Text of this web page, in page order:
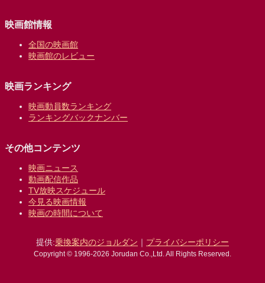
映画館情報
全国の映画館
映画館のレビュー
映画ランキング
映画動員数ランキング
ランキングバックナンバー
その他コンテンツ
映画ニュース
動画配信作品
TV放映スケジュール
今見る映画情報
映画の時間について
提供:乗換案内のジョルダン ｜ プライバシーポリシー
Copyright © 1996-2026 Jorudan Co.,Ltd. All Rights Reserved.